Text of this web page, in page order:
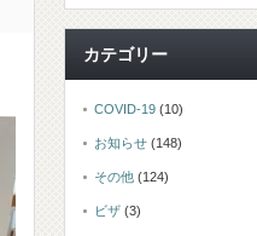
カテゴリー
COVID-19 (10)
お知らせ (148)
その他 (124)
ビザ (3)